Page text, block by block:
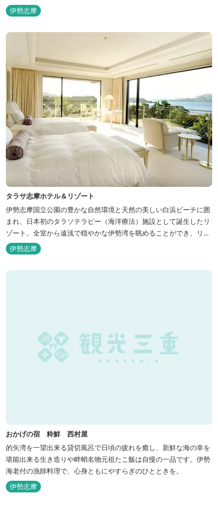
を目指し、カキの産地の鳥羽市浦村町にオープンしました。 目の前
は太平洋に注ぐ伊勢湾の海の風景が広がり、後背は山に囲まれ、自
然豊かな環境で、正にゆったりとたおやかに時が流れています。
伊勢志摩
タラサ志摩ホテル＆リゾート
伊勢志摩国立公園の豊かな自然環境と天然の美しい白浜ビーチに囲
まれ、日本初のタラソテラピー（海洋療法）施設として誕生したリ
ゾート。全室から遠浅で穏やかな伊勢湾を眺めることができ、リラ
ックスした滞在をお楽しみいただけます。滞在中は、目の前の海か
らきれいな海水を引き込み、24時間以内に新鮮な状態で使用するタ
ラソテラピーや、季節の海の幸を楽しめるフレンチと日本料理が堪
伊勢志摩
おかげの宿 粋鮮 西村屋
的矢湾を一望出来る貸切風呂で日頃の疲れを癒し、新鮮な海の幸を
堪能出来る生き造りや畔蛸名物元祖たこ飯は自慢の一品です。伊勢
海老付の漁師料理で、心身ともにやすらぎのひとときを。
伊勢志摩